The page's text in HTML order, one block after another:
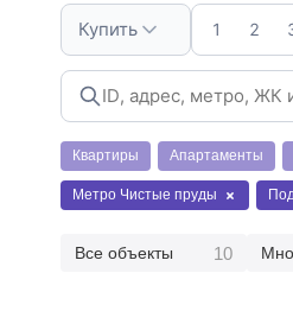
Купить 1 2
Квартиры Апартаменты
Метро Чистые пруды
Все объекты 10